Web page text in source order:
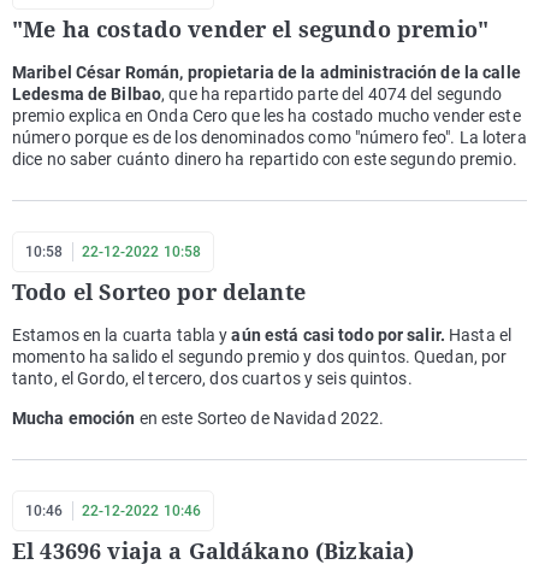
"Me ha costado vender el segundo premio"
Maribel César Román, propietaria de la administración de la calle
Ledesma de Bilbao, que ha repartido parte del 4074 del segundo
premio explica en Onda Cero que les ha costado mucho vender este
número porque es de los denominados como "número feo". La lotera
dice no saber cuánto dinero ha repartido con este segundo premio.
10:58 22-12-2022 10:58
Todo el Sorteo por delante
Estamos en la cuarta tabla yaún está casi todo por salir. Hasta el
momento ha salido el segundo premio y dos quintos. Quedan, por
tanto, el Gordo, el tercero, dos cuartos y seis quintos.
Mucha emoción en este Sorteo de Navidad 2022.
10:46 22-12-2022 10:46
El 43696 viaja a Galdákano (Bizkaia)